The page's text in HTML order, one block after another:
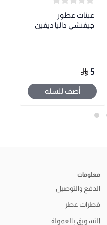
عينات عطور
جيفنشي داليا ديفين
5
أضف للسلة
معلومات
الدفع والتوصيل
قطرات عطر
التسويق بالعمولة